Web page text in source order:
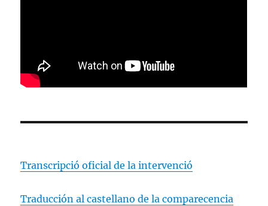
Transcripció oficial de la intervenció
Traducción al castellano de la comparecencia